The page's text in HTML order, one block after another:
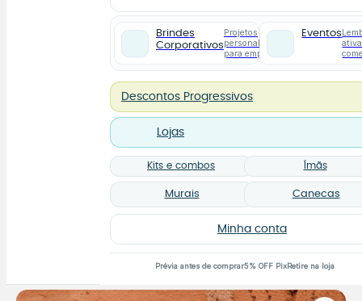
Brindes
Corporativos
Projetos
personalizados
para empresas
Eventos
Descontos Progressivos
Lojas
Kits e combos Ímãs
Murais Canecas
Minha conta
Prévia antes de comprar5% OFF PixRetire na loja